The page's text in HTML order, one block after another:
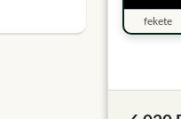
fekete